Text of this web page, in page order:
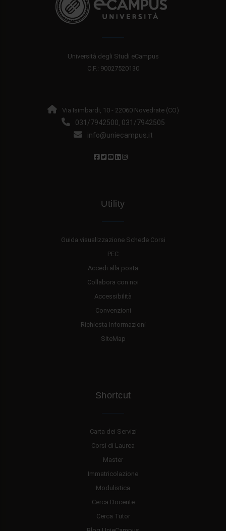
Università degli Studi eCampus
C.F.: 90027520130
Via Isimbardi, 10 - 22060 Novedrate (CO)
031/7942500, 031/7942505
info@uniecampus.it
Utility
Guida visualizzazione Schede Corsi
PEC
Accedi alla posta
Collabora con noi
Accessibilità
Convenzioni
Richiesta Informazioni
SiteMap
Shortcut
Carta dei Servizi
Corsi di Laurea
Master
Immatricolazione
Modulistica
Cerca Docente
Cerca Tutor